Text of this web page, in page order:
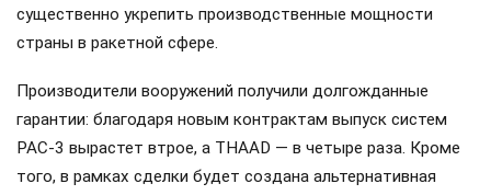
существенно укрепить производственные мощности
страны в ракетной сфере.
Производители вооружений получили долгожданные
гарантии: благодаря новым контрактам выпуск систем
PAC-3 вырастет втрое, а THAAD — в четыре раза. Кроме
того, в рамках сделки будет создана альтернативная